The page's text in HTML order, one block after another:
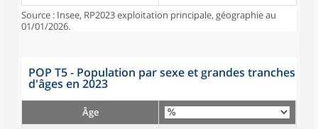
Source : Insee, RP2023 exploitation principale, géographie au
01/01/2026.
POP T5 - Population par sexe et grandes tranches
d'âges en 2023
Âge